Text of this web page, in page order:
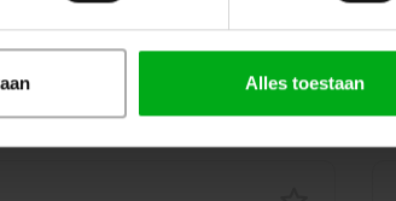
Alles toestaan